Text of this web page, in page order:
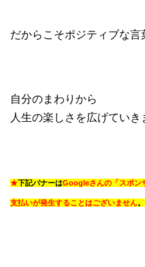
だからこそポジティブな言
自分のまわりから
人生の楽しさを広げていき
★下記バナーはGoogleさんの「スポン
支払いが発生することはございません。